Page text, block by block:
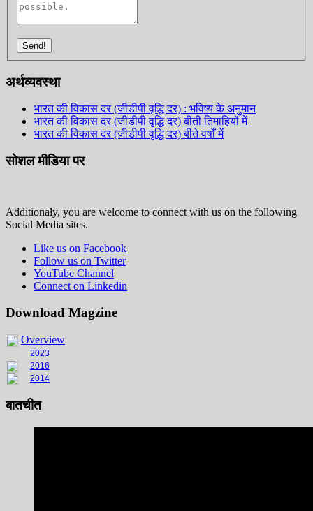
Send!
अर्थव्यवस्था
भारत की विकास दर (जीडीपी वृद्धि दर) : भविष्य के अनुमान
भारत की विकास दर (जीडीपी वृद्धि दर) बीती तिमाहियों में
भारत की विकास दर (जीडीपी वृद्धि दर) बीते वर्षों में
सोशल मीडिया पर
Additionaly, you are welcome to connect with us on the following
Social Media sites.
Like us on Facebook
Follow us on Twitter
YouTube Channel
Connect on Linkedin
Download Magzine
Overview
2023
2016
2014
बातचीत